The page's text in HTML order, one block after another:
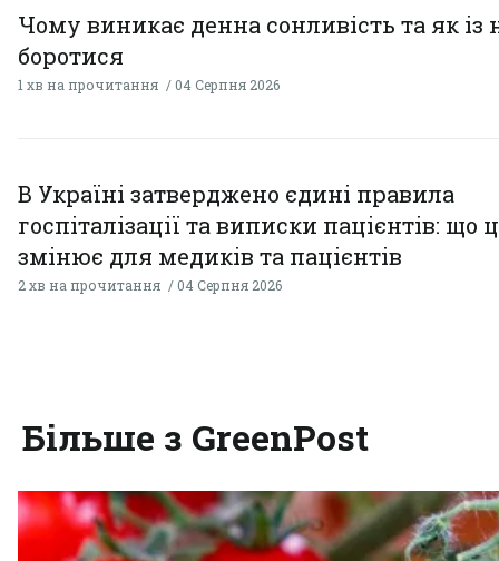
Чому виникає денна сонливість та як із
боротися
1 хв на прочитання 04 Серпня 2026
В Україні затверджено єдині правила
госпіталізації та виписки пацієнтів: що
змінює для медиків та пацієнтів
2 хв на прочитання 04 Серпня 2026
Більше з GreenPost